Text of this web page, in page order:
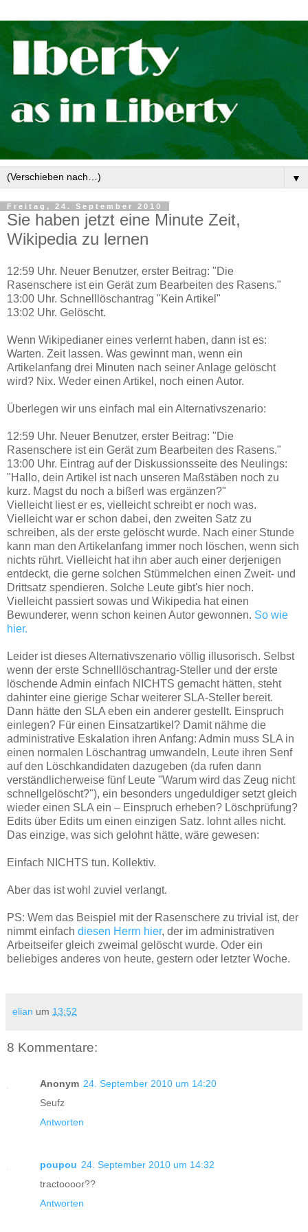
▼
Freitag, 24. September 2010
Sie haben jetzt eine Minute Zeit,
Wikipedia zu lernen
12:59 Uhr. Neuer Benutzer, erster Beitrag: "Die
Rasenschere ist ein Gerät zum Bearbeiten des Rasens."
13:00 Uhr. Schnelllöschantrag "Kein Artikel"
13:02 Uhr. Gelöscht.
Wenn Wikipedianer eines verlernt haben, dann ist es:
Warten. Zeit lassen. Was gewinnt man, wenn ein
Artikelanfang drei Minuten nach seiner Anlage gelöscht
wird? Nix. Weder einen Artikel, noch einen Autor.
Überlegen wir uns einfach mal ein Alternativszenario:
12:59 Uhr. Neuer Benutzer, erster Beitrag: "Die
Rasenschere ist ein Gerät zum Bearbeiten des Rasens."
13:00 Uhr. Eintrag auf der Diskussionsseite des Neulings:
"Hallo, dein Artikel ist nach unseren Maßstäben noch zu
kurz. Magst du noch a bißerl was ergänzen?"
Vielleicht liest er es, vielleicht schreibt er noch was.
Vielleicht war er schon dabei, den zweiten Satz zu
schreiben, als der erste gelöscht wurde. Nach einer Stunde
kann man den Artikelanfang immer noch löschen, wenn sich
nichts rührt. Vielleicht hat ihn aber auch einer derjenigen
entdeckt, die gerne solchen Stümmelchen einen Zweit- und
Drittsatz spendieren. Solche Leute gibt's hier noch.
Vielleicht passiert sowas und Wikipedia hat einen
Bewunderer, wenn schon keinen Autor gewonnen. So wie
hier.
Leider ist dieses Alternativszenario völlig illusorisch. Selbst
wenn der erste Schnelllöschantrag-Steller und der erste
löschende Admin einfach NICHTS gemacht hätten, steht
dahinter eine gierige Schar weiterer SLA-Steller bereit.
Dann hätte den SLA eben ein anderer gestellt. Einspruch
einlegen? Für einen Einsatzartikel? Damit nähme die
administrative Eskalation ihren Anfang: Admin muss SLA in
einen normalen Löschantrag umwandeln, Leute ihren Senf
auf den Löschkandidaten dazugeben (da rufen dann
verständlicherweise fünf Leute "Warum wird das Zeug nicht
schnellgelöscht?"), ein besonders ungeduldiger setzt gleich
wieder einen SLA ein – Einspruch erheben? Löschprüfung?
Edits über Edits um einen einzigen Satz. lohnt alles nicht.
Das einzige, was sich gelohnt hätte, wäre gewesen:
Einfach NICHTS tun. Kollektiv.
Aber das ist wohl zuviel verlangt.
PS: Wem das Beispiel mit der Rasenschere zu trivial ist, der
nimmt einfach diesen Herrn hier, der im administrativen
Arbeitseifer gleich zweimal gelöschtwurde. Oder ein
beliebiges anderes von heute, gestern oder letzter Woche.
elian um 13:52
8 Kommentare:
Anonym 24. September 2010 um 14:20
Seufz
Antworten
poupou 24. September 2010 um 14:32
tractoooor??
Antworten